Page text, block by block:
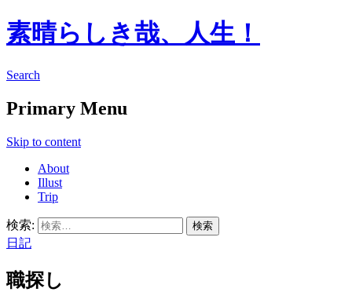
素晴らしき哉、人生！
Search
Primary Menu
Skip to content
About
Illust
Trip
検索:
日記
職探し